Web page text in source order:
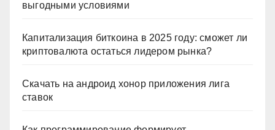
выгодными условиями
Капитализация биткоина в 2025 году: сможет ли
криптовалюта остаться лидером рынка?
Скачать на андроид хонор приложения лига
ставок